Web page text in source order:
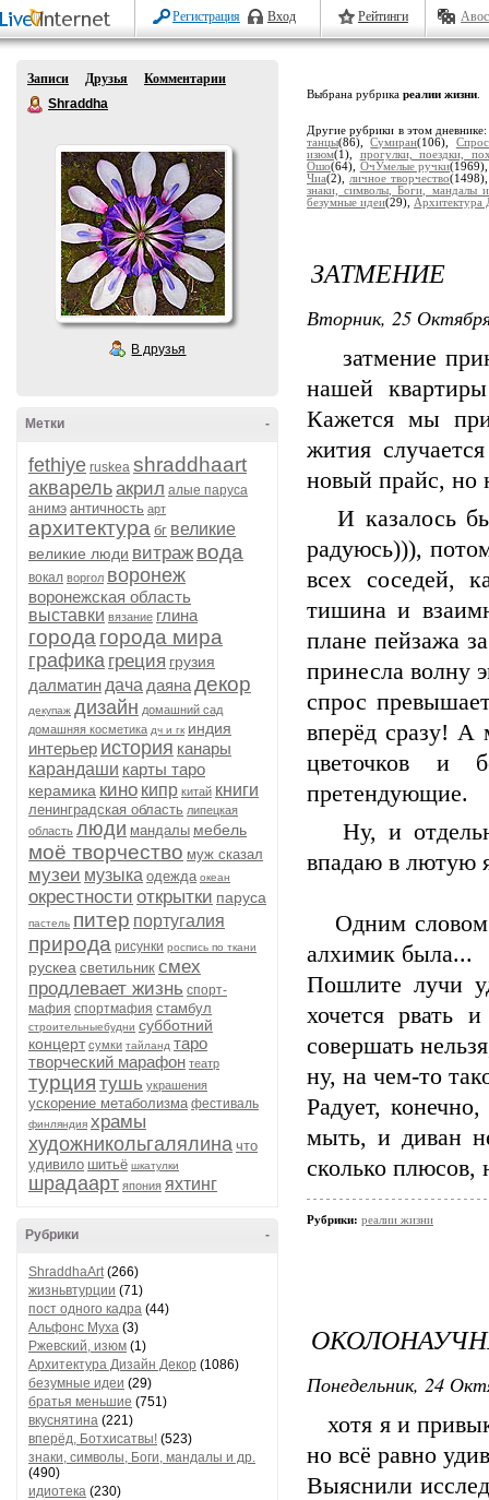
Регистрация Вход Рейтинги
Записи Друзья
Комментарии
Shraddha
В друзья
-
Метки
fethiye ruskea shraddhaart
акварельакрил алые паруса
анимэ античность арт
архитектура бг великие
великие люди витраж вода
вокал воргол воронеж
воронежская область
выставки вязание глина
города города мира
графика греция грузия
далматин дача даянадекор
декупаж дизайн домашний сад
домашняя косметика дч и гк индия
интерьер история канары
карандаши карты таро
керамика кино кипр китай книги
ленинградская область липецкая
область люди мандалы мебель
моё творчество муж сказал
музеи музыка одежда океан
окрестности открытки паруса
пастель питер португалия
природа рисунки роспись по ткани
рускеа светильник смех
продлевает жизнь спорт-
мафия спортмафия стамбул
строительныебудни субботний
концерт сумки тайланд таро
творческий марафон театр
турция тушь украшения
ускорение метаболизма фестиваль
финляндия храмы
художникольгалялина что
удивило шитьё шкатулки
шрадаарт япония яхтинг
-
Рубрики
ShraddhaArt(266)
жизньвтурции (71)
пост одного кадра (44)
Альфонс Муха (3)
Ржевский, изюм (1)
Архитектура Дизайн Декор (1086)
безумные идеи (29)
братья меньшие (751)
вкуснятина (221)
вперёд, Ботхисатвы! (523)
знаки, символы, Боги, мандалы и др.
(490)
идиотека (230)
Выбрана рубрика реалии жизни
Другие рубрики в этом
танцы(86),Сумиран(106),
изюм(1), прогулки, поездки,
Ошо(64), ОчУмелые ручки
Чиа(2), личное творчество
знаки, символы, Боги, мандалы
безумные идеи(29), Архитектура
ЗАТМЕНИЕ
Вторник, 25
затмение
нашей
Кажется мы
жития
новый прайс,
И казалось
радуюсь))),
всех соседей,
тишина и
плане пейзажа
принесла волну
спрос
вперёд сразу! А
цветочков и
претендующие.
Ну, и
впадаю в лютую
Одним словом
алхимик была...
Пошлите лучи
хочется рвать
совершать
ну, на чем-то
Радует,
мыть, и диван
сколько
Рубрики: реалии жизни
Понедельник, 24
хотя я и
но всё равно
Выяснили